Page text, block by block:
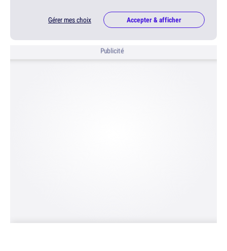
Gérer mes choix Accepter & afficher
Publicité